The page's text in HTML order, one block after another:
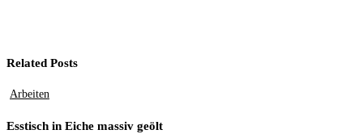
Related Posts
Arbeiten
Esstisch in Eiche massiv geölt